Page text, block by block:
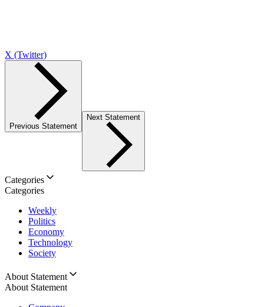
X (Twitter)
Previous Statement
Next Statement
Categories
Categories
Weekly
Politics
Economy
Technology
Society
About Statement
About Statement